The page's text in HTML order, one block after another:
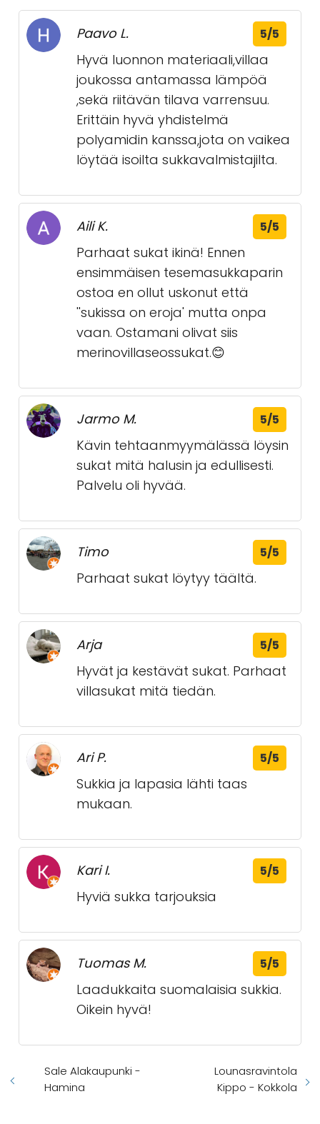
Paavo L. 5/5
Hyvä luonnon materiaali,villaa
joukossa antamassa lämpöä
,sekä riitävän tilava varrensuu.
Erittäin hyvä yhdistelmä
polyamidin kanssa,jota on vaikea
löytää isoilta sukkavalmistajilta.
Aili K. 5/5
Parhaat sukat ikinä! Ennen
ensimmäisen tesemasukkaparin
ostoa en ollut uskonut että
''sukissa on eroja' mutta onpa
vaan. Ostamani olivat siis
merinovillaseossukat.😊
Jarmo M. 5/5
Kävin tehtaanmyymälässä löysin
sukat mitä halusin ja edullisesti.
Palvelu oli hyvää.
Timo 5/5
Parhaat sukat löytyy täältä.
Arja 5/5
Hyvät ja kestävät sukat. Parhaat
villasukat mitä tiedän.
Ari P. 5/5
Sukkia ja lapasia lähti taas
mukaan.
Kari I. 5/5
Hyviä sukka tarjouksia
Tuomas M. 5/5
Laadukkaita suomalaisia sukkia.
Oikein hyvä!
Sale Alakaupunki -
Hamina
Lounasravintola
Kippo - Kokkola